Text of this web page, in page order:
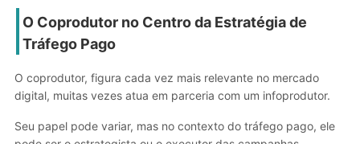
O Coprodutor no Centro da Estratégia de
Tráfego Pago
O coprodutor, figura cada vez mais relevante no mercado
digital, muitas vezes atua em parceria com um infoprodutor.
Seu papel pode variar, mas no contexto do tráfego pago, ele